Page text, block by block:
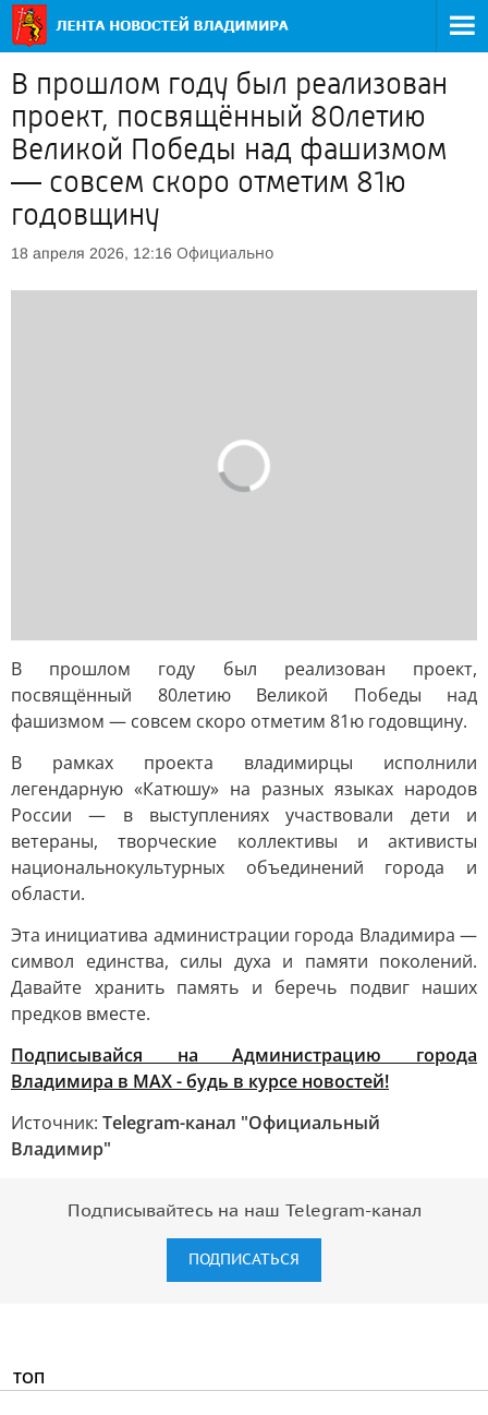
В прошлом году был реализован
проект, посвящённый 80летию
Великой Победы над фашизмом
— совсем скоро отметим 81ю
годовщину
18 апреля 2026, 12:16 Официально
В прошлом году был реализован проект,
посвящённый 80летию Великой Победы над
фашизмом — совсем скоро отметим 81ю годовщину.
В рамках проекта владимирцы исполнили
легендарную «Катюшу» на разных языках народов
России — в выступлениях участвовали дети и
ветераны, творческие коллективы и активисты
национальнокультурных объединений города и
области.
Эта инициатива администрации города Владимира —
символ единства, силы духа и памяти поколений.
Давайте хранить память и беречь подвиг наших
предков вместе.
Подписывайся на Администрацию города
Владимира в МАХ - будь в курсе новостей!
Источник: Telegram-канал "Официальный
Владимир"
Подписывайтесь на наш Telegram-канал
ПОДПИСАТЬСЯ
ТОП